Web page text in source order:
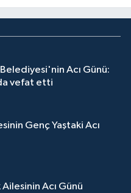
Acı Günü:
vefat etti
Genç Yaştaki Acı
Ailesinin Acı Günü